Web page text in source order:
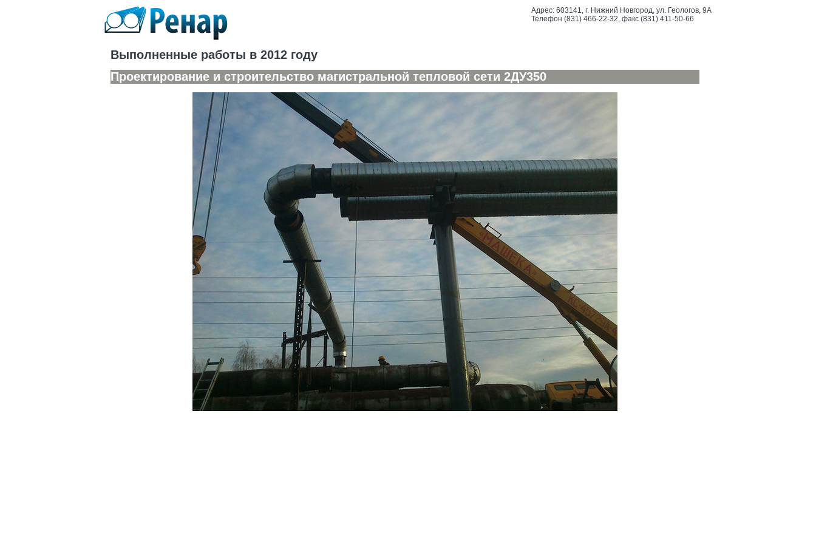
Адрес: 603141, г. Нижний Новгород, ул. Геологов, 9А
Телефон (831) 466-22-32, факс (831) 411-50-66
Выполненные работы в 2012 году
Проектирование и строительство магистральной тепловой сети 2ДУ350